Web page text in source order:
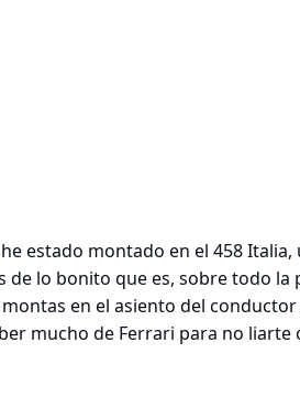
estado montado en el 458 Italia,
de lo bonito que es, sobre todo la
en el asiento del
mucho de Ferrari para no liarte